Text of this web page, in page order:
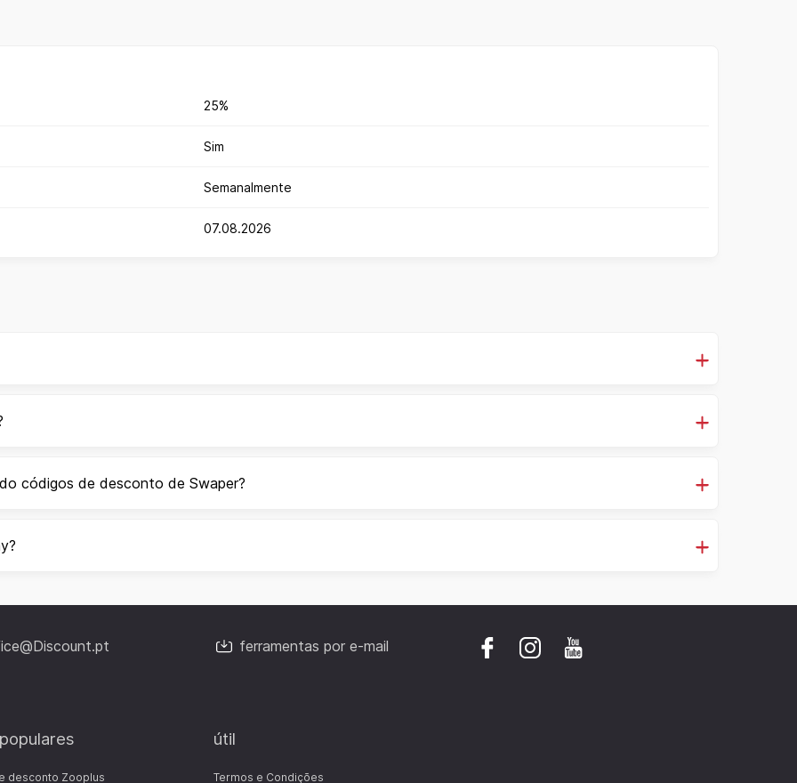
25%
Sim
Semanalmente
07.08.2026
códigos de desconto de Swaper?
ferramentas por e-mail
desconto Zooplus
útil
Termos e Condições